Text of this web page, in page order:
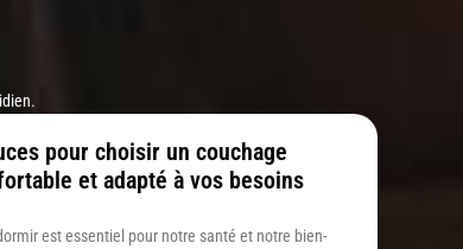
pour choisir un couchage
et adapté à vos besoins
est essentiel pour notre santé et notre bien-